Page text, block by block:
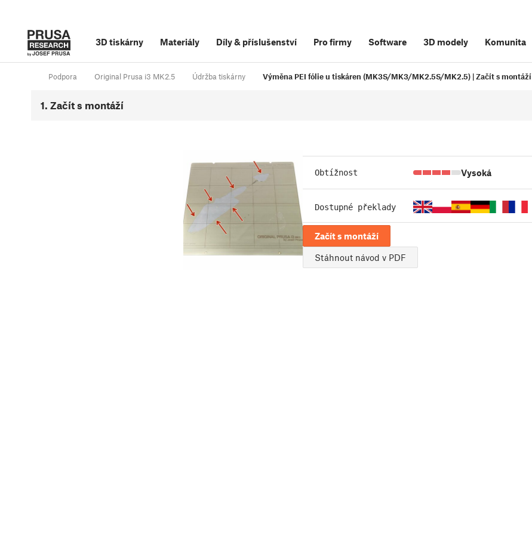
3D tiskárny Materiály Díly& příslušenství Pro firmy Software 3D modely Komunita
Podpora Original Prusa i3 MK2.5 Údržba tiskárny Výměna PEI fólie u tiskáren (MK3S/MK3/MK2.5S/MK2.5) | Začít s montáží
1. Začít s montáží
Obtížnost Vysoká
Dostupné překlady
Začít s montáží
Stáhnout návod v PDF